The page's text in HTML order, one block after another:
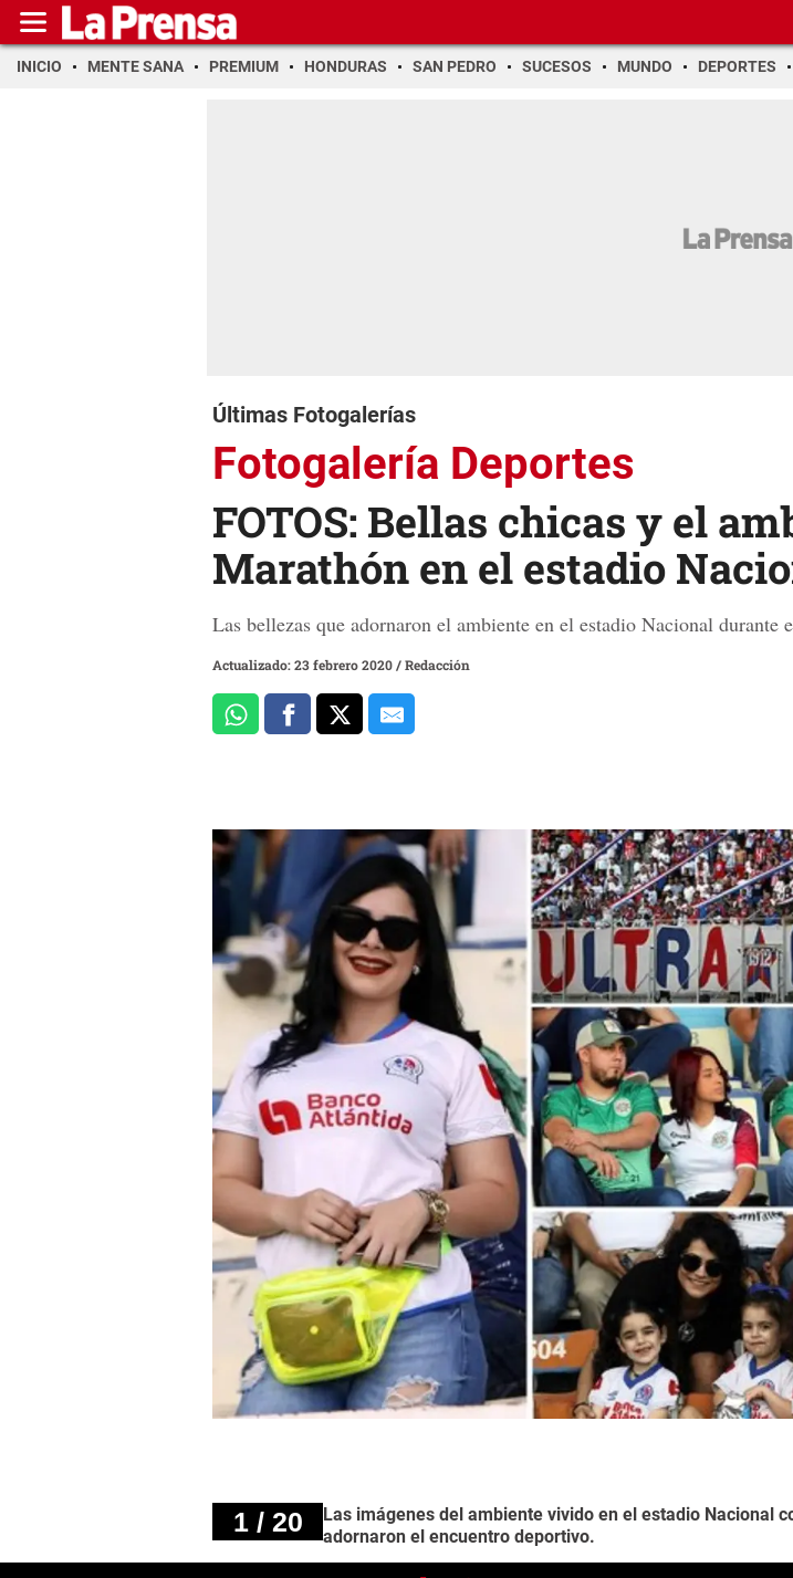
INICIO MENTE SANA PREMIUM HONDURAS SAN PEDRO SUCESOS MUNDO DEPORTES
Últimas Fotogalerías
Fotogalería Deportes
FOTOS: Bellas chicas y el
Marathón en el estadio
Las bellezas que adornaron el ambiente en el estadio Nacional durante
Actualizado: 23 febrero 2020/Redacción
1 / 20
Las imágenes del ambiente vivido en el estadio Nacional
adornaron el encuentro deportivo.